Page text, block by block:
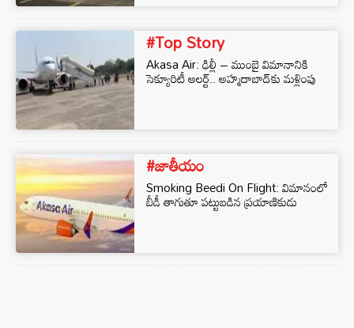
#Top Story
Akasa Air: ఢిల్లీ – ముంబై విమానానికి
సెక్యూరిటీ అలర్ట్.. అహ్మదాబాద్‌కు మళ్లింపు
#జాతీయం
Smoking Beedi On Flight: విమానంలో
బీడీ తాగుతూ పట్టుబడిన ప్రయాణికుడు